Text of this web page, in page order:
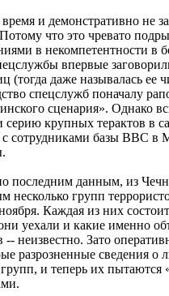
и демонстративно не
что это чревато
в некомпетентности в
впервые
(тогда даже называлась ее
спецслужб поначалу
сценария». Однако
серию крупных терактов в
с сотрудниками базы ВВС в
последним данным, из
несколько групп
Каждая из них
уехали и какие именно
-- неизвестно. Зато
разрозненные сведения о
и теперь их